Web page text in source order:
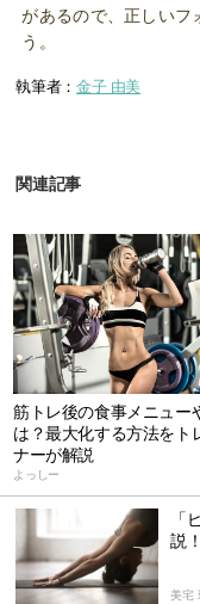
があるので、正しいフ
う。
執筆者： 金子 由美
関連記事
筋トレ後の食事メニュー
は？最大化する方法をト
ナーが解説
よっしー
「
説
美宅